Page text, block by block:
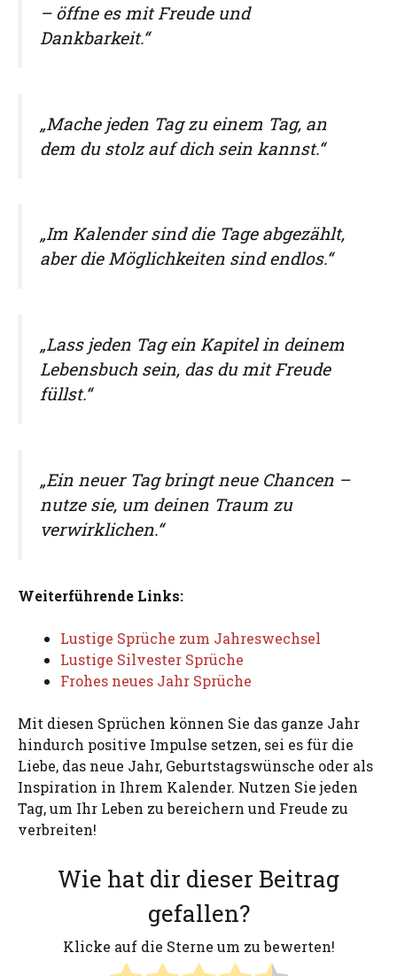
– öffne es mit Freude und
Dankbarkeit.“
„Mache jeden Tag zu einem Tag, an
dem du stolz auf dich sein kannst.“
„Im Kalender sind die Tage abgezählt,
aber die Möglichkeiten sind endlos.“
„Lass jeden Tag ein Kapitel in deinem
Lebensbuch sein, das du mit Freude
füllst.“
„Ein neuer Tag bringt neue Chancen –
nutze sie, um deinen Traum zu
verwirklichen.“
Weiterführende Links:
Lustige Sprüche zum Jahreswechsel
Lustige Silvester Sprüche
Frohes neues Jahr Sprüche
Mit diesen Sprüchen können Sie das ganze Jahr
hindurch positive Impulse setzen, sei es für die
Liebe, das neue Jahr, Geburtstagswünsche oder als
Inspiration in Ihrem Kalender. Nutzen Sie jeden
Tag, um Ihr Leben zu bereichern und Freude zu
verbreiten!
Wie hat dir dieser Beitrag
gefallen?
Klicke auf die Sterne um zu bewerten!